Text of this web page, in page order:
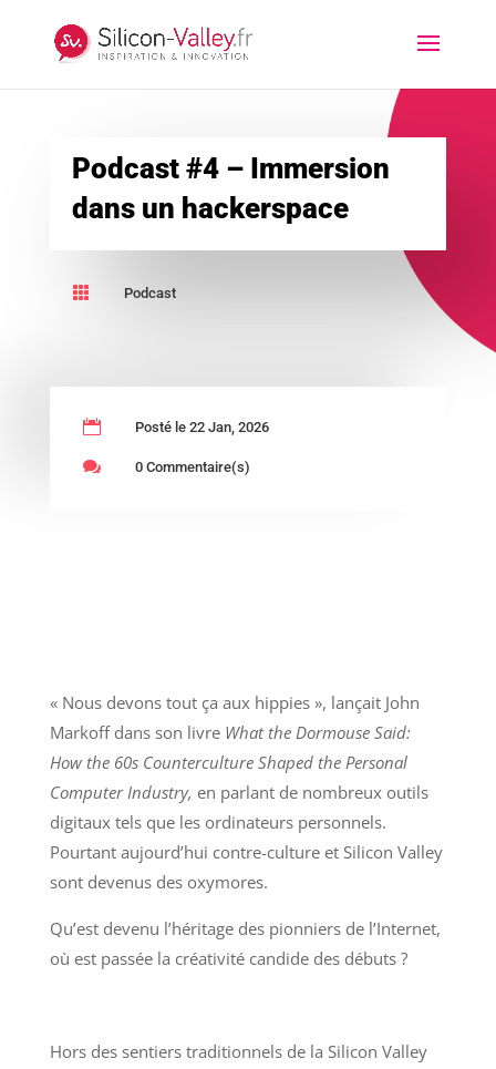
Podcast #4 – Immersion
dans un hackerspace
 Podcast
 Posté le 22 Jan, 2026
 0 Commentaire(s)
« Nous devons tout ça aux hippies », lançait John
Markoff dans son livre What the Dormouse Said:
How the 60s Counterculture Shaped the Personal
Computer Industry, en parlant de nombreux outils
digitaux tels que les ordinateurs personnels.
Pourtant aujourd’hui contre-culture et Silicon Valley
sont devenus des oxymores.
Qu’est devenu l’héritage des pionniers de l’Internet,
où est passée la créativité candide des débuts ?
Hors des sentiers traditionnels de la Silicon Valley